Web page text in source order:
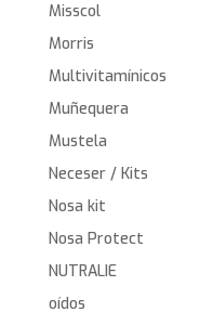
Misscol
Morris
Multivitamínicos
Muñequera
Mustela
Neceser / Kits
Nosa kit
Nosa Protect
NUTRALIE
oídos